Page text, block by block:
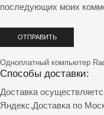
последующих моих
Одноплатный компьютер
Способы доставки:
Доставка
Яндекс.Доставка по